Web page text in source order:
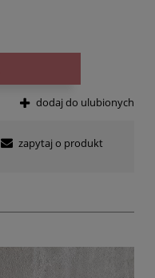
dodaj do ulubionych
zapytaj o produkt